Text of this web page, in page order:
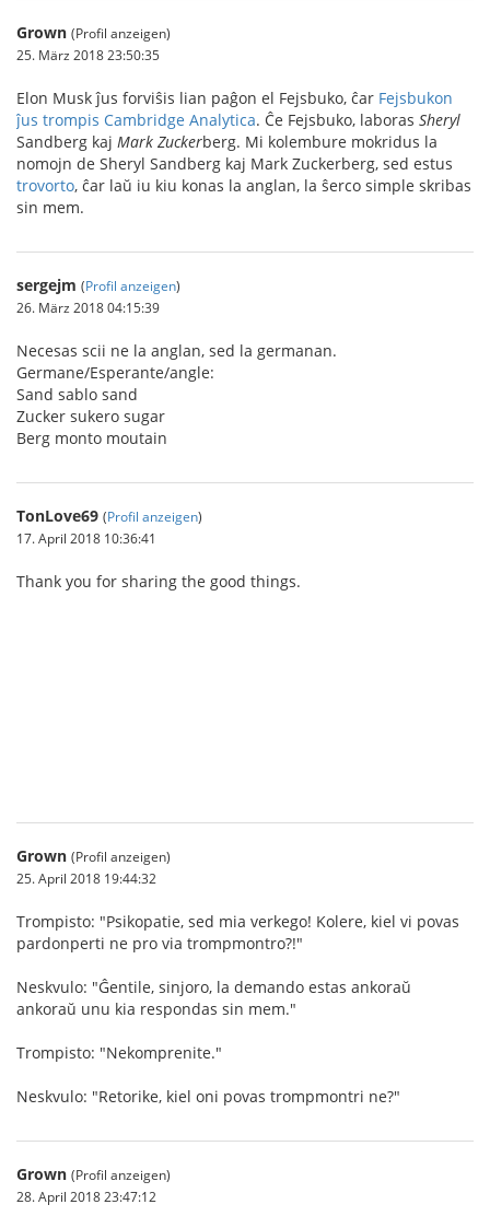
Grown (Profil anzeigen)
25. März 2018 23:50:35
Elon Musk ĵus forviŝis lian paĝon el Fejsbuko, ĉar Fejsbukon
ĵus trompis Cambridge Analytica. Ĉe Fejsbuko, laboras Sheryl
Sandberg kaj Mark Zuckerberg. Mi kolembure mokridus la
nomojn de Sheryl Sandberg kaj Mark Zuckerberg, sed estus
trovorto, ĉar laŭ iu kiu konas la anglan, la ŝerco simple skribas
sin mem.
sergejm (Profil anzeigen)
26. März 2018 04:15:39
Necesas scii ne la anglan, sed la germanan.
Germane/Esperante/angle:
Sand sablo sand
Zucker sukero sugar
Berg monto moutain
TonLove69 (Profil anzeigen)
17. April 2018 10:36:41
Thank you for sharing the good things.
Grown (Profil anzeigen)
25. April 2018 19:44:32
Trompisto: "Psikopatie, sed mia verkego! Kolere, kiel vi povas
pardonperti ne pro via trompmontro?!"
Neskvulo: "Ĝentile, sinjoro, la demando estas ankoraŭ
ankoraŭ unu kia respondas sin mem."
Trompisto: "Nekomprenite."
Neskvulo: "Retorike, kiel oni povas trompmontri ne?"
Grown (Profil anzeigen)
28. April 2018 23:47:12